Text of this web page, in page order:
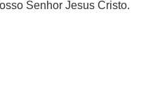
Senhor Jesus Cristo.